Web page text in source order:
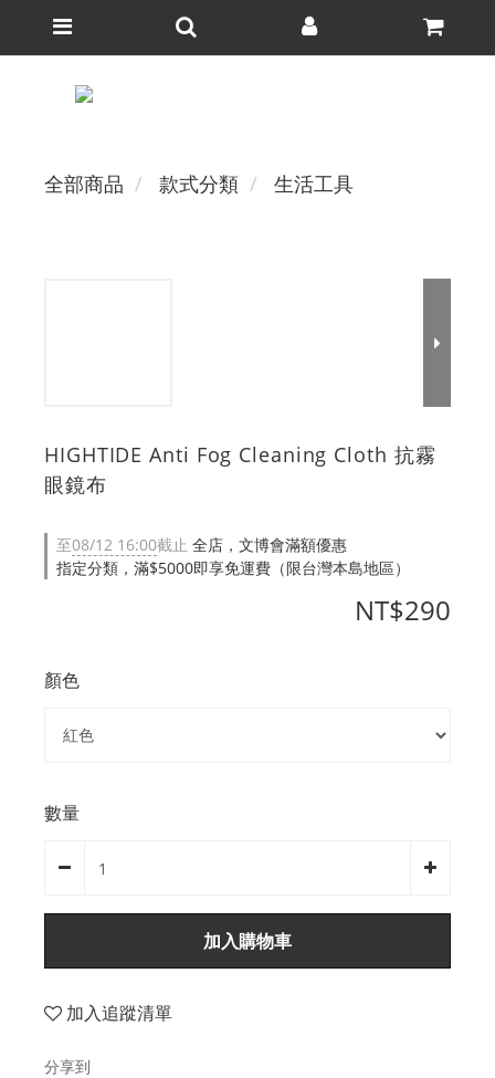
全部商品 款式分類 生活工具
HIGHTIDE Anti Fog Cleaning Cloth 抗霧
眼鏡布
至08/12 16:00截止 全店，文博會滿額優惠
指定分類，滿$5000即享免運費（限台灣本島地區）
NT$290
顏色
數量
加入購物車
加入追蹤清單
分享到